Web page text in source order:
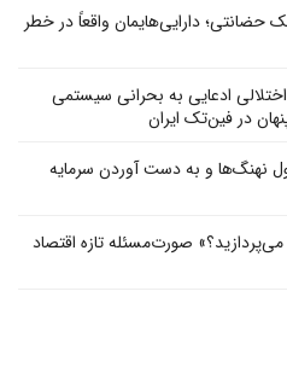
دارایی‌هایمان واقعاً در خطر
ادعایی به بحرانی سیستمی
در فین‌تک ایران
نهنگ‌ها و به دست آوردن سرمایه
می‌پردازید؟» صورت‌مسئله تازه اقتصاد